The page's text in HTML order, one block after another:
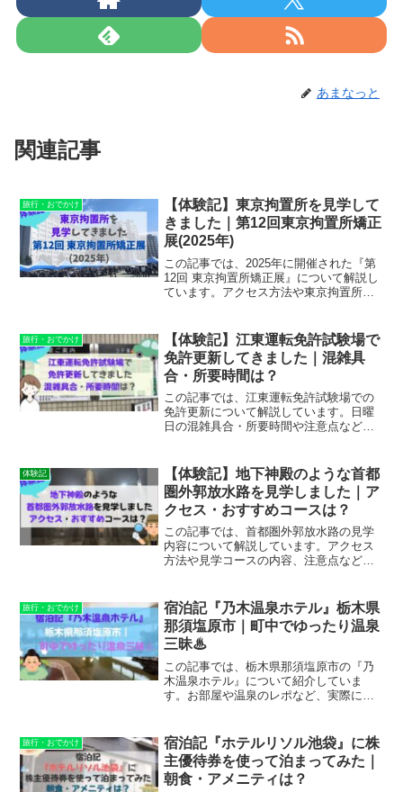
あまなっと
関連記事
旅行・おでかけ
【体験記】東京拘置所を見学して
きました｜第12回東京拘置所矯正
展(2025年)
この記事では、2025年に開催された『第
12回 東京拘置所矯正展』について解説し
ています。アクセス方法や東京拘置所矯
ます。この記事を読めば東京拘置所矯正
展のことがよく分かります。
旅行・おでかけ
【体験記】江東運転免許試験場で
免許更新してきました｜混雑具
合・所要時間は？
この記事では、江東運転免許試験場での
免許更新について解説しています。日曜
日の混雑具合・所要時間や注意点など
の記事を読めば江東運転免許試験場のこ
とがよく分かります。
体験記
【体験記】地下神殿のような首都
圏外郭放水路を見学しました｜ア
クセス・おすすめコースは？
この記事では、首都圏外郭放水路の見学
内容について解説しています。アクセス
方法や見学コースの内容、注意点などに
事を読めば首都圏外郭放水路のことがよ
く分かります。
旅行・おでかけ
宿泊記『乃木温泉ホテル』栃木県
那須塩原市｜町中でゆったり温泉
三昧♨
この記事では、栃木県那須塩原市の『乃
木温泉ホテル』について紹介していま
す。お部屋や温泉のレポなど、実際に宿
ぜひ参考にしてみてください。
旅行・おでかけ
宿泊記『ホテルリソル池袋』に株
主優待券を使って泊まってみた｜
朝食・アメニティは？